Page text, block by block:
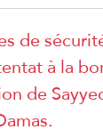
de
à la
de